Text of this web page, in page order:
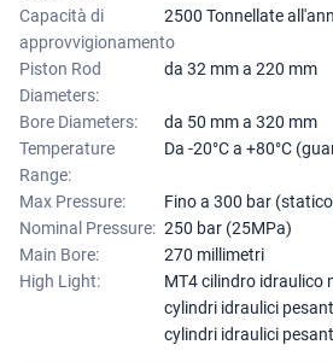
Capacità di
approvvigionamento
2500 Tonnellate
Piston Rod
Diameters:
da 32 mm a 220 mm
Bore Diameters:
da 50 mm a 320 mm
Temperature
Range:
Da -20°C a +80°C
Max Pressure:
Fino a 300 bar
Nominal Pressure: 250 bar (25MPa)
Main Bore:
270 millimetri
High Light:
MT4 cilindro idraulico
cylindri idraulici
cylindri idraulici